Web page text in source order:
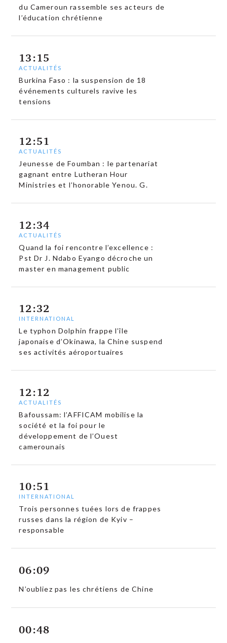
du Cameroun rassemble ses acteurs de
l’éducation chrétienne
13:15
ACTUALITÉS
Burkina Faso : la suspension de 18
événements culturels ravive les
tensions
12:51
ACTUALITÉS
Jeunesse de Foumban : le partenariat
gagnant entre Lutheran Hour
Ministries et l’honorable Yenou. G.
12:34
ACTUALITÉS
Quand la foi rencontre l’excellence :
Pst Dr J. Ndabo Eyango décroche un
master en management public
12:32
INTERNATIONAL
Le typhon Dolphin frappe l’île
japonaise d’Okinawa, la Chine suspend
ses activités aéroportuaires
12:12
ACTUALITÉS
Bafoussam: l’AFFICAM mobilise la
société et la foi pour le
développement de l’Ouest
camerounais
10:51
INTERNATIONAL
Trois personnes tuées lors de frappes
russes dans la région de Kyiv –
responsable
06:09
N’oubliez pas les chrétiens de Chine
00:48